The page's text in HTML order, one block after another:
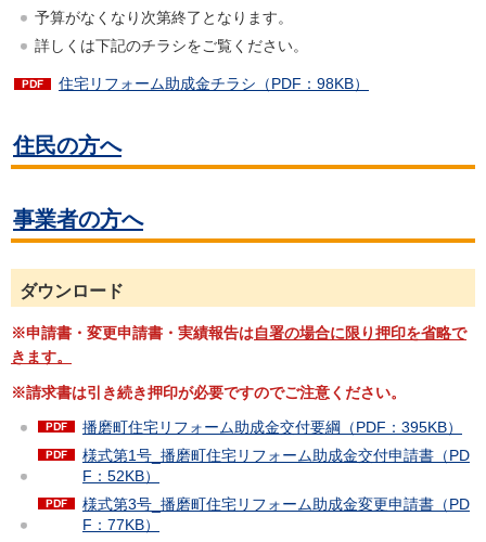
予算がなくなり次第終了となります。
詳しくは下記のチラシをご覧ください。
住宅リフォーム助成金チラシ（PDF：98KB）
住民の方へ
事業者の方へ
ダウンロード
※申請書・変更申請書・実績報告は自署の場合に限り押印を省略で
きます。
※請求書は引き続き押印が必要ですのでご注意ください。
播磨町住宅リフォーム助成金交付要綱（PDF：395KB）
様式第1号_播磨町住宅リフォーム助成金交付申請書（PD
F：52KB）
様式第3号_播磨町住宅リフォーム助成金変更申請書（PD
F：77KB）